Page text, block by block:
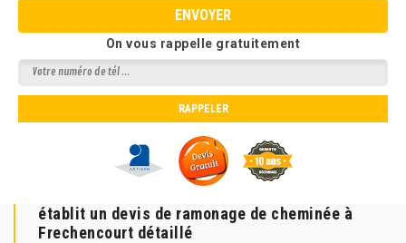
On vous rappelle gratuitement
établit un devis de ramonage de cheminée à
Frechencourt détaillé